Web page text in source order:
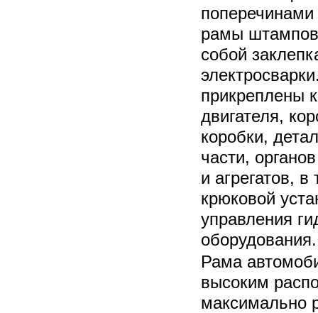
рамы
собой
прикреплены
двигателя,
коробки,
части,
и агрегатов,
крюковой
управления
оборудования.
Рама
высоким
максимально